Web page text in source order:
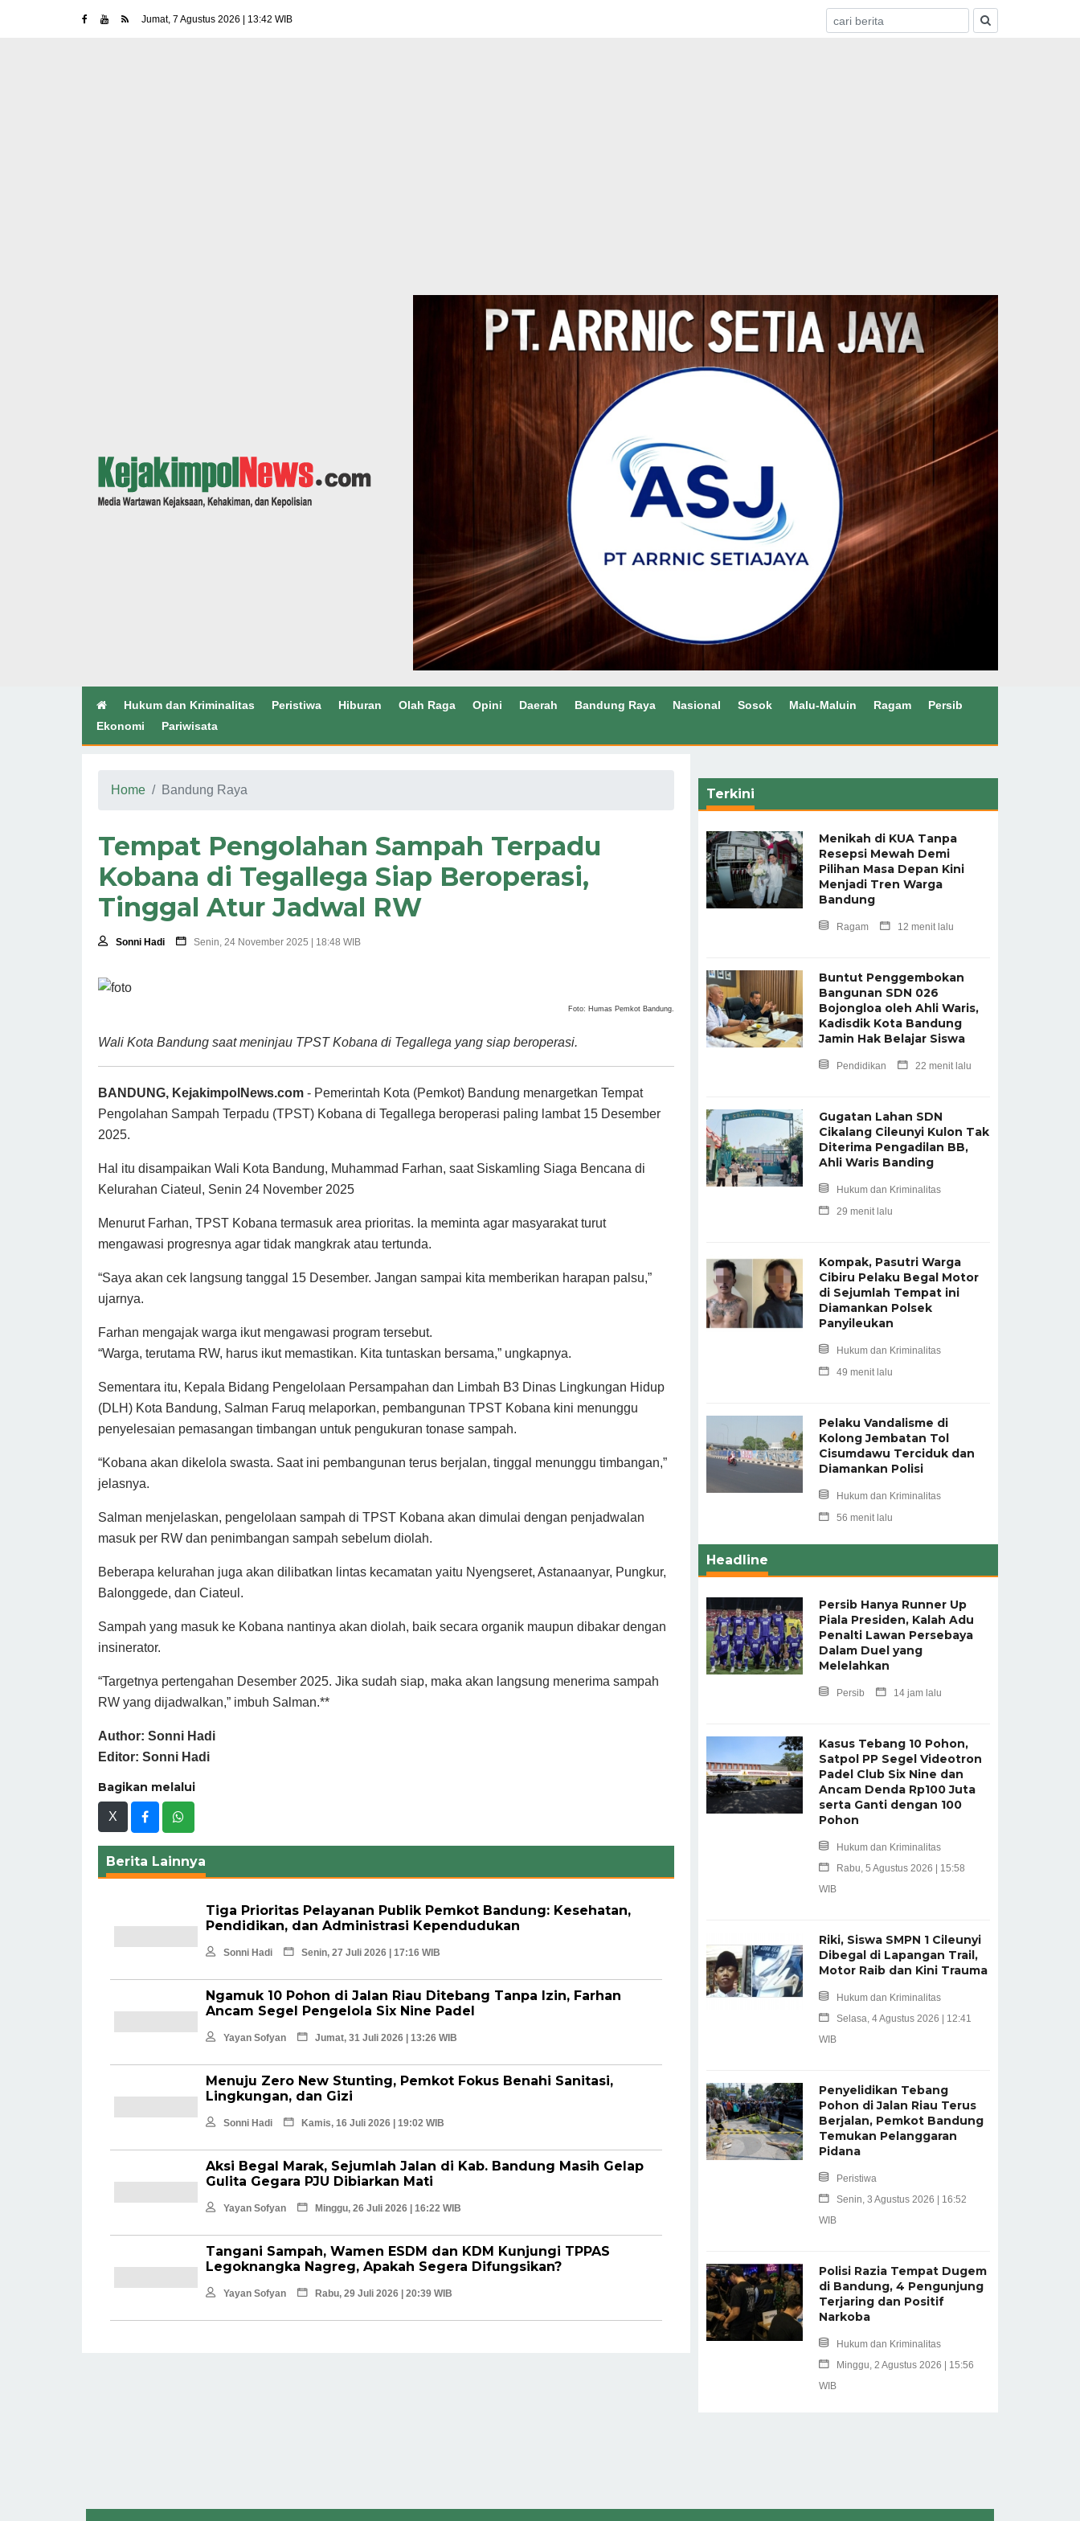
Jumat, 7 Agustus 2026 | 13:42 WIB
Hukum dan Kriminalitas Peristiwa Hiburan Olah Raga Opini Daerah Bandung Raya Nasional Sosok Malu-Maluin Ragam
Persib
Ekonomi
Pariwisata
Home Bandung Raya
Tempat Pengolahan Sampah Terpadu
Kobana di Tegallega Siap Beroperasi,
Tinggal Atur Jadwal RW
Sonni Hadi Senin, 24 November 2025 | 18:48 WIB
Foto: Humas Pemkot Bandung.
Wali Kota Bandung saat meninjau TPST Kobana di Tegallega yang siap beroperasi.
BANDUNG, KejakimpolNews.com - Pemerintah Kota (Pemkot) Bandung menargetkan Tempat
Pengolahan Sampah Terpadu (TPST) Kobana di Tegallega beroperasi paling lambat 15 Desember
2025.
Hal itu disampaikan Wali Kota Bandung, Muhammad Farhan, saat Siskamling Siaga Bencana di
Kelurahan Ciateul, Senin 24 November 2025
Menurut Farhan, TPST Kobana termasuk area prioritas. Ia meminta agar masyarakat turut
mengawasi progresnya agar tidak mangkrak atau tertunda.
“Saya akan cek langsung tanggal 15 Desember. Jangan sampai kita memberikan harapan palsu,”
ujarnya.
Farhan mengajak warga ikut mengawasi program tersebut.
“Warga, terutama RW, harus ikut memastikan. Kita tuntaskan bersama,” ungkapnya.
Sementara itu, Kepala Bidang Pengelolaan Persampahan dan Limbah B3 Dinas Lingkungan Hidup
(DLH) Kota Bandung, Salman Faruq melaporkan, pembangunan TPST Kobana kini menunggu
penyelesaian pemasangan timbangan untuk pengukuran tonase sampah.
“Kobana akan dikelola swasta. Saat ini pembangunan terus berjalan, tinggal menunggu timbangan,”
jelasnya.
Salman menjelaskan, pengelolaan sampah di TPST Kobana akan dimulai dengan penjadwalan
masuk per RW dan penimbangan sampah sebelum diolah.
Beberapa kelurahan juga akan dilibatkan lintas kecamatan yaitu Nyengseret, Astanaanyar, Pungkur,
Balonggede, dan Ciateul.
Sampah yang masuk ke Kobana nantinya akan diolah, baik secara organik maupun dibakar dengan
insinerator.
“Targetnya pertengahan Desember 2025. Jika sudah siap, maka akan langsung menerima sampah
RW yang dijadwalkan,” imbuh Salman.**
Author: Sonni Hadi
Editor: Sonni Hadi
Bagikan melalui
X
Berita Lainnya
Tiga Prioritas Pelayanan Publik Pemkot Bandung: Kesehatan,
Pendidikan, dan Administrasi Kependudukan
Sonni Hadi Senin, 27 Juli 2026 | 17:16 WIB
Ngamuk 10 Pohon di Jalan Riau Ditebang Tanpa Izin, Farhan
Ancam Segel Pengelola Six Nine Padel
Yayan Sofyan Jumat, 31 Juli 2026 | 13:26 WIB
Menuju Zero New Stunting, Pemkot Fokus Benahi Sanitasi,
Lingkungan, dan Gizi
Sonni Hadi Kamis, 16 Juli 2026 | 19:02 WIB
Aksi Begal Marak, Sejumlah Jalan di Kab. Bandung Masih Gelap
Gulita Gegara PJU Dibiarkan Mati
Yayan Sofyan Minggu, 26 Juli 2026 | 16:22 WIB
Tangani Sampah, Wamen ESDM dan KDM Kunjungi TPPAS
Legoknangka Nagreg, Apakah Segera Difungsikan?
Yayan Sofyan Rabu, 29 Juli 2026 | 20:39 WIB
Terkini
Menikah di KUA Tanpa
Resepsi Mewah Demi
Pilihan Masa Depan Kini
Menjadi Tren Warga
Bandung
Ragam 12 menit lalu
Buntut Penggembokan
Bangunan SDN 026
Bojongloa oleh Ahli Waris,
Kadisdik Kota Bandung
Jamin Hak Belajar Siswa
Pendidikan 22 menit lalu
Gugatan Lahan SDN
Cikalang Cileunyi Kulon Tak
Diterima Pengadilan BB,
Ahli Waris Banding
Hukum dan Kriminalitas
29 menit lalu
Kompak, Pasutri Warga
Cibiru Pelaku Begal Motor
di Sejumlah Tempat ini
Diamankan Polsek
Panyileukan
Hukum dan Kriminalitas
49 menit lalu
Pelaku Vandalisme di
Kolong Jembatan Tol
Cisumdawu Terciduk dan
Diamankan Polisi
Hukum dan Kriminalitas
56 menit lalu
Headline
Persib Hanya Runner Up
Piala Presiden, Kalah Adu
Penalti Lawan Persebaya
Dalam Duel yang
Melelahkan
Persib 14 jam lalu
Kasus Tebang 10 Pohon,
Satpol PP Segel Videotron
Padel Club Six Nine dan
Ancam Denda Rp100 Juta
serta Ganti dengan 100
Pohon
Hukum dan Kriminalitas
Rabu, 5 Agustus 2026 | 15:58
WIB
Riki, Siswa SMPN 1 Cileunyi
Dibegal di Lapangan Trail,
Motor Raib dan Kini Trauma
Hukum dan Kriminalitas
Selasa, 4 Agustus 2026 | 12:41
WIB
Penyelidikan Tebang
Pohon di Jalan Riau Terus
Berjalan, Pemkot Bandung
Temukan Pelanggaran
Pidana
Peristiwa
Senin, 3 Agustus 2026 | 16:52
WIB
Polisi Razia Tempat Dugem
di Bandung, 4 Pengunjung
Terjaring dan Positif
Narkoba
Hukum dan Kriminalitas
Minggu, 2 Agustus 2026 | 15:56
WIB